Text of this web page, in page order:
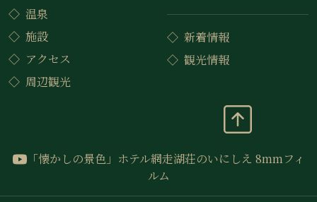
温泉
施設
アクセス
周辺観光
新着情報
観光情報
「懐かしの景色」ホテル網走湖荘のいにしえ 8mmフィ
ルム